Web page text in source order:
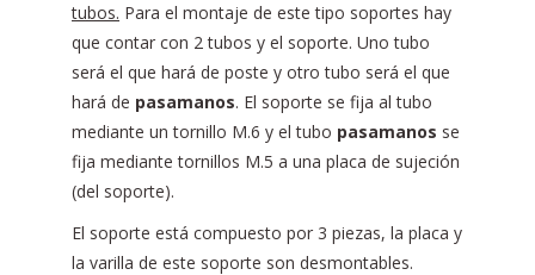
tubos. Para el montaje de este tipo soportes hay
que contar con 2 tubos y el soporte. Uno tubo
será el que hará de poste y otro tubo será el que
hará de pasamanos. El soporte se fija al tubo
mediante un tornillo M.6 y el tubo pasamanos se
fija mediante tornillos M.5 a una placa de sujeción
(del soporte).
El soporte está compuesto por 3 piezas, la placa y
la varilla de este soporte son desmontables.